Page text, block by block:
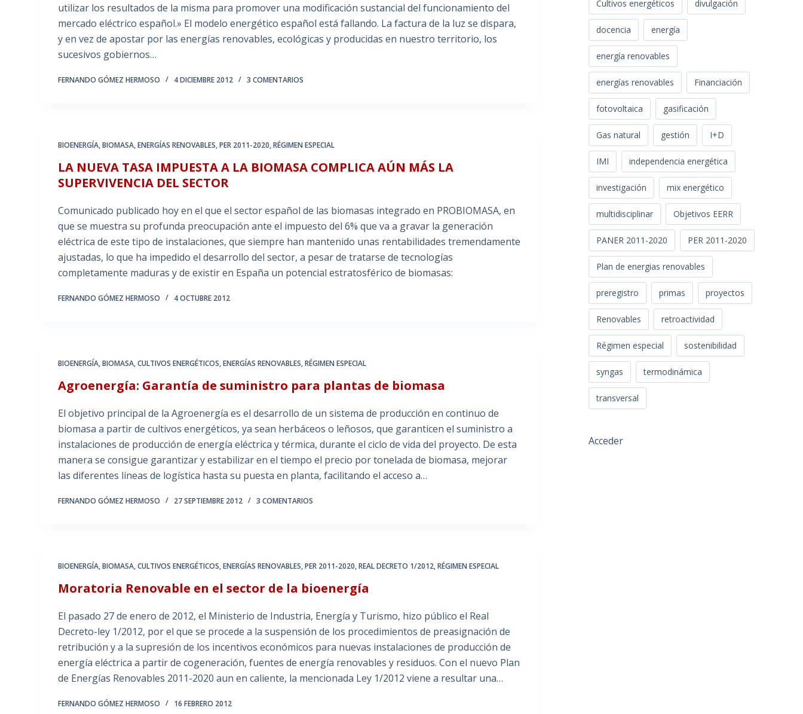
utilizar los resultados de la misma para promover una modificación sustancial del funcionamiento del
mercado eléctrico español.» El modelo energético español está fallando. La factura de la luz se dispara,
y en vez de apostar por las energías renovables, ecológicas y producidas en nuestro territorio, los
sucesivos gobiernos…
FERNANDO GÓMEZ HERMOSO 4 DICIEMBRE 2012 3 COMENTARIOS
BIOENERGÍA,BIOMASA,ENERGÍAS RENOVABLES,PER 2011-2020,RÉGIMEN ESPECIAL
LA NUEVA TASA IMPUESTA A LA BIOMASA COMPLICA AÚN MÁS LA
SUPERVIVENCIA DEL SECTOR
Comunicado publicado hoy en el que el sector español de las biomasas integrado en PROBIOMASA, en
que se muestra su profunda preocupación ante el impuesto del 6% que va a gravar la generación
eléctrica de este tipo de instalaciones, que siempre han mantenido unas rentabilidades tremendamente
ajustadas, lo que ha impedido el desarrollo del sector, a pesar de tratarse de tecnologías
completamente maduras y de existir en España un potencial estratosférico de biomasas:
FERNANDO GÓMEZ HERMOSO 4 OCTUBRE 2012
BIOENERGÍA,BIOMASA,CULTIVOS ENERGÉTICOS,ENERGÍAS RENOVABLES,RÉGIMEN ESPECIAL
Agroenergía: Garantía de suministro para plantas de biomasa
El objetivo principal de la Agroenergía es el desarrollo de un sistema de producción en continuo de
biomasa a partir de cultivos energéticos, ya sean herbáceos o leñosos, que garanticen el suministro a
instalaciones de producción de energía eléctrica y térmica, durante el ciclo de vida del proyecto. De esta
manera se consigue garantizar y estabilizar en el tiempo el precio por tonelada de biomasa, mejorar
las diferentes líneas de logística hasta su puesta en planta, facilitando el acceso a…
FERNANDO GÓMEZ HERMOSO 27 SEPTIEMBRE 2012 3 COMENTARIOS
BIOENERGÍA,BIOMASA,CULTIVOS ENERGÉTICOS,ENERGÍAS RENOVABLES,PER 2011-2020,REAL DECRETO 1/2012,RÉGIMEN ESPECIAL
Moratoria Renovable en el sector de la bioenergía
El pasado 27 de enero de 2012, el Ministerio de Industria, Energía y Turismo, hizo público el Real
Decreto-ley 1/2012, por el que se procede a la suspensión de los procedimientos de preasignación de
retribución y a la supresión de los incentivos económicos para nuevas instalaciones de producción de
energía eléctrica a partir de cogeneración, fuentes de energía renovables y residuos. Con el nuevo Plan
de Energías Renovables 2011-2020 aun en caliente, la mencionada Ley 1/2012 viene a resultar una…
FERNANDO GÓMEZ HERMOSO 16 FEBRERO 2012
Cultivos energéticos divulgación
docencia energía
energía renovables
energías renovables Financiación
fotovoltaica gasificación
Gas natural gestión I+D
IMI independencia energética
investigación mix energético
multidisciplinar Objetivos EERR
PANER 2011-2020 PER 2011-2020
Plan de energias renovables
preregistro primas proyectos
Renovables retroactividad
Régimen especial sostenibilidad
syngas termodinámica
transversal
Acceder